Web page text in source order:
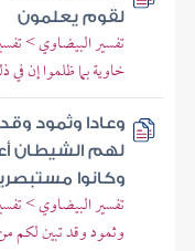
لقوم يعلمون
تفسير البيضاوي >
خاوية بما ظلموا إن
وعادا وثمود
لهم الشيطان
وكانوا
تفسير البيضاوي >
وثمود وقد تبين لكم